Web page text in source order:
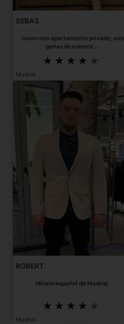
SEBAS
Joven con apartamento privado, con
ganas de conoce...
Madrid
ROBERT
Niñato español de Madrid.
Madrid